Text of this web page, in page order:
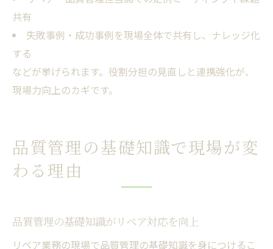
共有
失敗事例・成功事例を現場全体で共有し、ナレッジ化
する
などが挙げられます。役割分担の見直しと連携強化が、
現場力向上のカギです。
品質管理の基礎知識で現場が変
わる理由
品質管理の基礎知識がリペア対応を向上
リペア業務の現場で品質管理の基礎知識を身につけるこ